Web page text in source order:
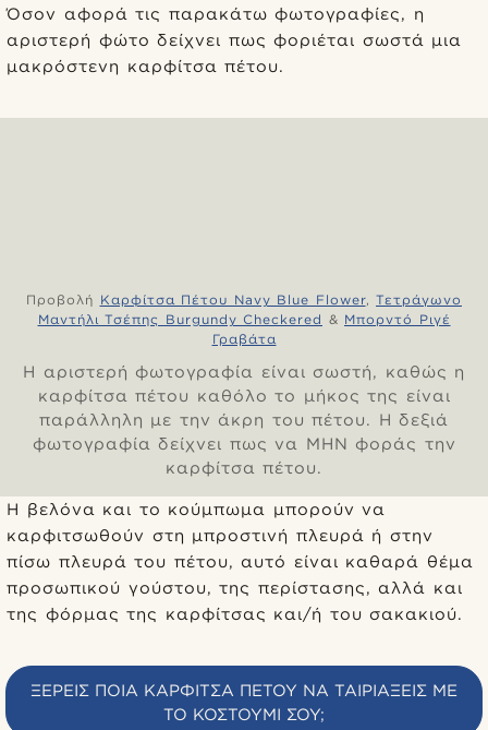
Όσον αφορά τις παρακάτω φωτογραφίες, η
αριστερή φώτο δείχνει πως φοριέται σωστά μια
μακρόστενη καρφίτσα πέτου.
Προβολή Καρφίτσα Πέτου Navy Blue Flower, Τετράγωνο
Μαντήλι Τσέπης Burgundy Checkered & Μπορντό Ριγέ
Γραβάτα
Η αριστερή φωτογραφία είναι σωστή, καθώς η
καρφίτσα πέτου καθόλο το μήκος της είναι
παράλληλη με την άκρη του πέτου. Η δεξιά
φωτογραφία δείχνει πως να ΜΗΝ φοράς την
καρφίτσα πέτου.
Η βελόνα και το κούμπωμα μπορούν να
καρφιτσωθούν στη μπροστινή πλευρά ή στην
πίσω πλευρά του πέτου, αυτό είναι καθαρά θέμα
προσωπικού γούστου, της περίστασης, αλλά και
της φόρμας της καρφίτσας και/ή του σακακιού.
ΞΈΡΕΙΣ ΠΟΙΑ ΚΑΡΦΊΤΣΑ ΠΈΤΟΥ ΝΑ ΤΑΙΡΙΆΞΕΙΣ ΜΕ
ΤΟ ΚΟΣΤΟΎΜΙ ΣΟΥ;